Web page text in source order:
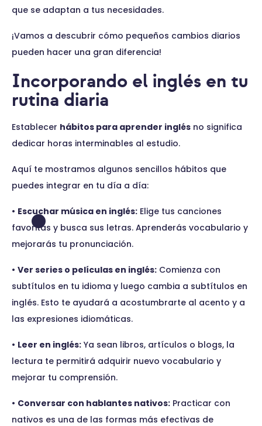
que se adaptan a tus necesidades.
¡Vamos a descubrir cómo pequeños cambios diarios
pueden hacer una gran diferencia!
Incorporando el inglés en tu
rutina diaria
Establecer hábitos para aprender inglés no significa
dedicar horas interminables al estudio.
Aquí te mostramos algunos sencillos hábitos que
puedes integrar en tu día a día:
• Escuchar música en inglés: Elige tus canciones
favoritas y busca sus letras. Aprenderás vocabulario y
mejorarás tu pronunciación.
• Ver series o películas en inglés: Comienza con
subtítulos en tu idioma y luego cambia a subtítulos en
inglés. Esto te ayudará a acostumbrarte al acento y a
las expresiones idiomáticas.
• Leer en inglés: Ya sean libros, artículos o blogs, la
lectura te permitirá adquirir nuevo vocabulario y
mejorar tu comprensión.
• Conversar con hablantes nativos: Practicar con
nativos es una de las formas más efectivas de